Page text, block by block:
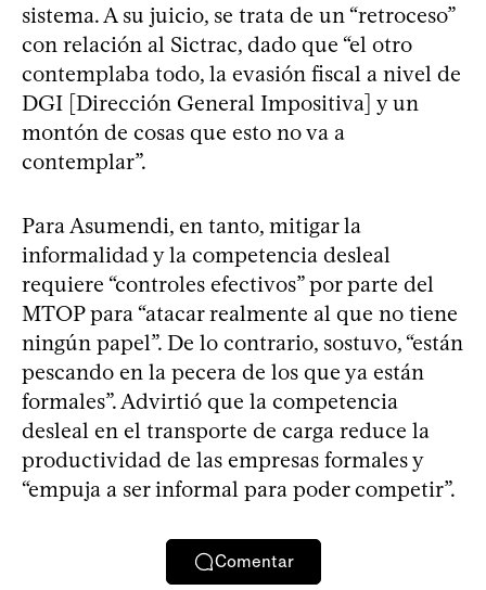
sistema. A su juicio, se trata de un “retroceso”
con relación al Sictrac, dado que “el otro
contemplaba todo, la evasión fiscal a nivel de
DGI [Dirección General Impositiva] y un
montón de cosas que esto no va a
contemplar”.
Para Asumendi, en tanto, mitigar la
informalidad y la competencia desleal
requiere “controles efectivos” por parte del
MTOP para “atacar realmente al que no tiene
ningún papel”. De lo contrario, sostuvo, “están
pescando en la pecera de los que ya están
formales”. Advirtió que la competencia
desleal en el transporte de carga reduce la
productividad de las empresas formales y
“empuja a ser informal para poder competir”.
Comentar